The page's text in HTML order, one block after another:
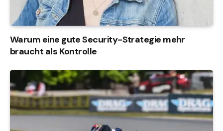
Warum eine gute Security-Strategie mehr
braucht als Kontrolle